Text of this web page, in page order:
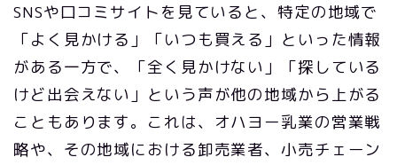
SNSや口コミサイトを見ていると、特定の地域で
「よく見かける」「いつも買える」といった情報
がある一方で、「全く見かけない」「探している
けど出会えない」という声が他の地域から上がる
こともあります。これは、オハヨー乳業の営業戦
略や、その地域における卸売業者、小売チェーン